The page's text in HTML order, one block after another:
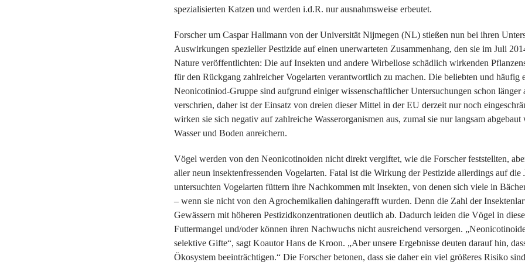
spezialisierten Katzen und werden i.d.R. nur ausnahmsweise erbeutet.
Forscher um Caspar Hallmann von der Universität Nijmegen (NL) stießen nun bei ihren
Auswirkungen spezieller Pestizide auf einen unerwarteten Zusammenhang, den sie im Juli
Nature veröffentlichten: Die auf Insekten und andere Wirbellose schädlich wirkenden
für den Rückgang zahlreicher Vogelarten verantwortlich zu machen. Die beliebten und häufig
Neonicotiniod-Gruppe sind aufgrund einiger wissenschaftlicher Untersuchungen schon länger
verschrien, daher ist der Einsatz von dreien dieser Mittel in der EU derzeit nur noch
wirken sie sich negativ auf zahlreiche Wasserorganismen aus, zumal sie nur langsam
Wasser und Boden anreichern.
Vögel werden von den Neonicotinoiden nicht direkt vergiftet, wie die Forscher feststellten,
aller neun insektenfressenden Vogelarten. Fatal ist die Wirkung der Pestizide allerdings auf
untersuchten Vogelarten füttern ihre Nachkommen mit Insekten, von denen sich viele in
– wenn sie nicht von den Agrochemikalien dahingerafft wurden. Denn die Zahl der
Gewässern mit höheren Pestizidkonzentrationen deutlich ab. Dadurch leiden die Vögel in
Futtermangel und/oder können ihren Nachwuchs nicht ausreichend versorgen.
selektive Gifte“, sagt Koautor Hans de Kroon. „Aber unsere Ergebnisse deuten darauf hin,
Ökosystem beeinträchtigen.“ Die Forscher betonen, dass sie daher ein viel größeres Risiko